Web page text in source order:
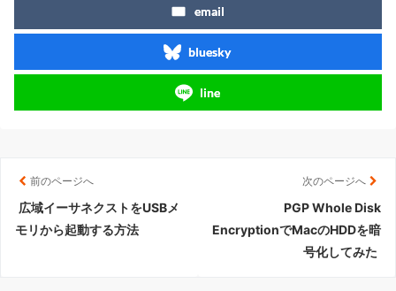
email
bluesky
line
前のページへ
広域イーサネクストをUSBメ
モリから起動する方法
次のページへ
PGP Whole Disk
EncryptionでMacのHDDを暗
号化してみた